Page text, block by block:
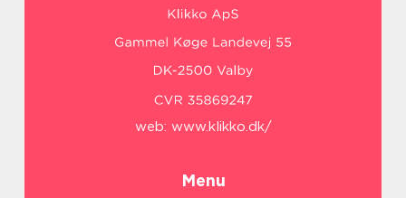
web: www.klikko.dk/
Menu